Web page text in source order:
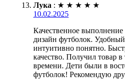
Лука : ★ ★ ★ ★ ★
10.02.2025
Качественное выполнение
дизайн футболок.
интуитивно понятно.
качество. Получил товар
времени. Дети были в
футболок! Рекомендую